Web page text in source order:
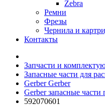
Zebra
Ремни
Фрезы
Чернила и
Контакты
Запчасти и
Запасные части для
GerberGerber
Gerber запасные части
592070601